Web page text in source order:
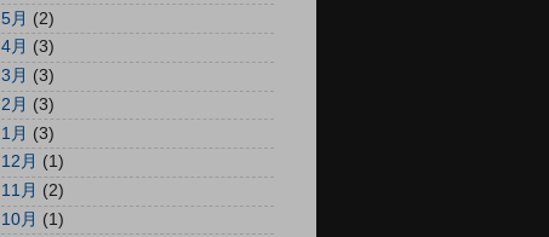
5月 (2)
4月 (3)
3月 (3)
2月 (3)
1月 (3)
12月 (1)
11月 (2)
10月 (1)